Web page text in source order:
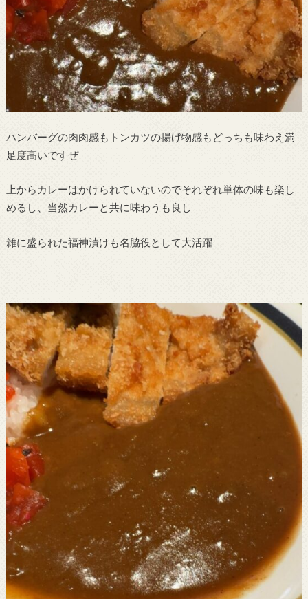
ハンバーグの肉肉感もトンカツの揚げ物感もどっちも味わえ満
足度高いですぜ
上からカレーはかけられていないのでそれぞれ単体の味も楽し
めるし、当然カレーと共に味わうも良し
雑に盛られた福神漬けも名脇役として大活躍